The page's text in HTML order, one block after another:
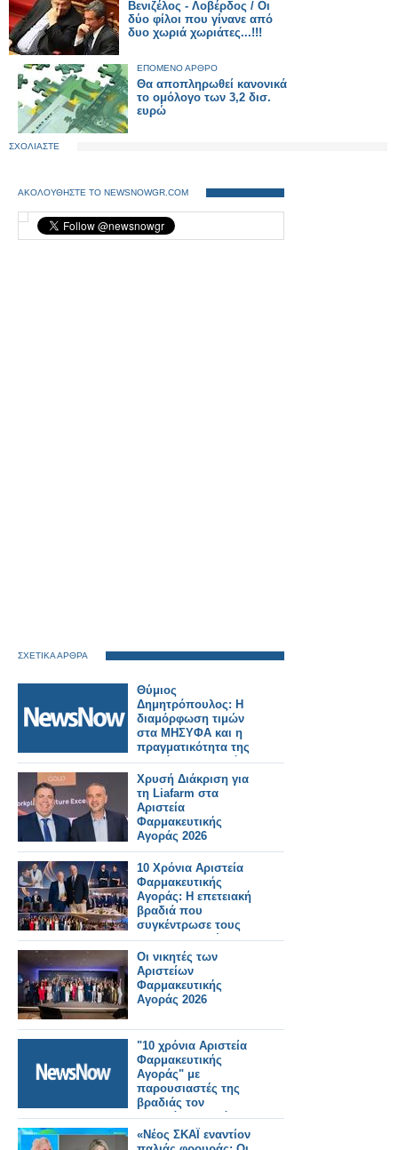
Βενιζέλος - Λοβέρδος / Οι
δύο φίλοι που γίνανε από
δυο χωριά χωριάτες...!!!
ΕΠΟΜΕΝΟ ΑΡΘΡΟ
Θα αποπληρωθεί κανονικά
το ομόλογο των 3,2 δισ.
ευρώ
ΣΧΟΛΙΑΣΤΕ
ΑΚΟΛΟΥΘΗΣΤΕ ΤΟ NEWSNOWGR.COM
ΣΧΕΤΙΚΑ ΑΡΘΡΑ
Θύμιος
Δημητρόπουλος: Η
διαμόρφωση τιμών
στα ΜΗΣΥΦΑ και η
πραγματικότητα της
αγοράς στην Ελλάδα
Χρυσή Διάκριση για
τη Liafarm στα
Αριστεία
Φαρμακευτικής
Αγοράς 2026
10 Χρόνια Αριστεία
Φαρμακευτικής
Αγοράς: Η επετειακή
βραδιά που
συγκέντρωσε τους
πρωταγωνιστές του
ελληνικού φαρμακείου
Οι νικητές των
Αριστείων
Φαρμακευτικής
Αγοράς 2026
"10 χρόνια Αριστεία
Φαρμακευτικής
Αγοράς" με
παρουσιαστές της
βραδιάς τον
Αναστάση Ροϊλό και
τη Σοφία Κούνουπα
«Νέος ΣΚΑΪ εναντίον